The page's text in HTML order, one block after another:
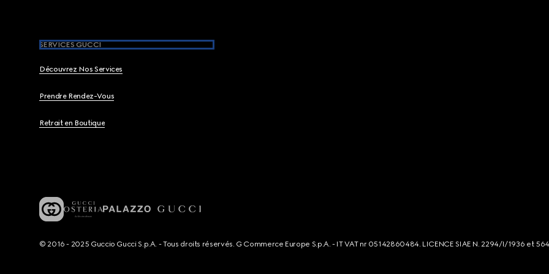
SERVICES GUCCI
Découvrez Nos Services
Prendre Rendez-Vous
Retrait en Boutique
© 2016 - 2025 Guccio Gucci S.p.A. - Tous droits réservés. G Commerce Europe S.p.A. - IT VAT nr 05142860484. LICENCE SIAE N. 2294/I/1936 et